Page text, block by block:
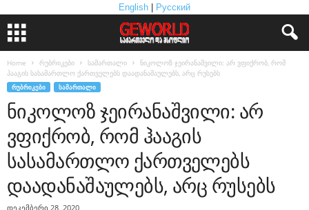
English Русский
Home რუბრიკები სამართალი
ნიკოლოზ ჯეირანაშვილი: არ ვფიქრობ, რომ
ჰააგის სასამართლო ქართველებს დაადანაშაულებს, არც რუსებს
ᲠᲣᲑᲠᲘᲙᲔᲑᲘ ᲡᲐᲛᲐᲠᲗᲐᲚᲘ
ნიკოლოზ ჯეირანაშვილი: არ
ვფიქრობ, რომ ჰააგის
სასამართლო ქართველებს
დაადანაშაულებს, არც რუსებს
დეკემბერი 28, 2020